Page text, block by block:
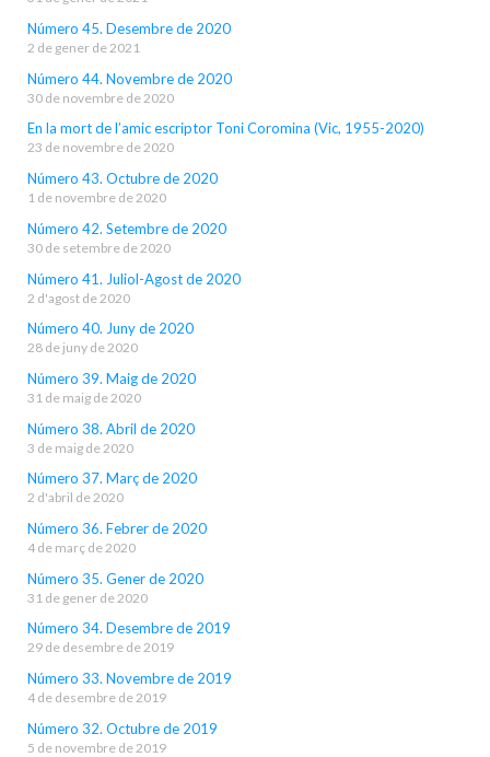
Número 45. Desembre de 2020
2 de gener de 2021
Número 44. Novembre de 2020
30 de novembre de 2020
En la mort de l’amic escriptor Toni Coromina (Vic, 1955-2020)
23 de novembre de 2020
Número 43. Octubre de 2020
1 de novembre de 2020
Número 42. Setembre de 2020
30 de setembre de 2020
Número 41. Juliol-Agost de 2020
2 d'agost de 2020
Número 40. Juny de 2020
28 de juny de 2020
Número 39. Maig de 2020
31 de maig de 2020
Número 38. Abril de 2020
3 de maig de 2020
Número 37. Març de 2020
2 d'abril de 2020
Número 36. Febrer de 2020
4 de març de 2020
Número 35. Gener de 2020
31 de gener de 2020
Número 34. Desembre de 2019
29 de desembre de 2019
Número 33. Novembre de 2019
4 de desembre de 2019
Número 32. Octubre de 2019
5 de novembre de 2019